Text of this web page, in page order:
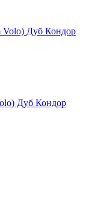
Дуб Кондор